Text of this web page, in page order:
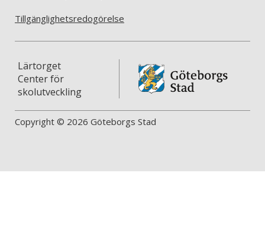
Tillgänglighetsredogörelse
Lärtorget
Center för
skolutveckling
Copyright © 2026 Göteborgs Stad